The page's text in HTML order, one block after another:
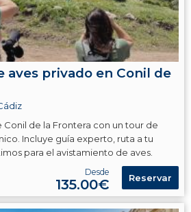
aves privado en Conil de
Conil de la Frontera con un tour de
Incluye guía experto, ruta a tu
para el avistamiento de aves.
Desde
135.00€ Reservar